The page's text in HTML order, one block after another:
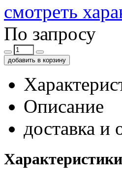
смотреть
По запросу
добавить в корзину
Описание
доставка и